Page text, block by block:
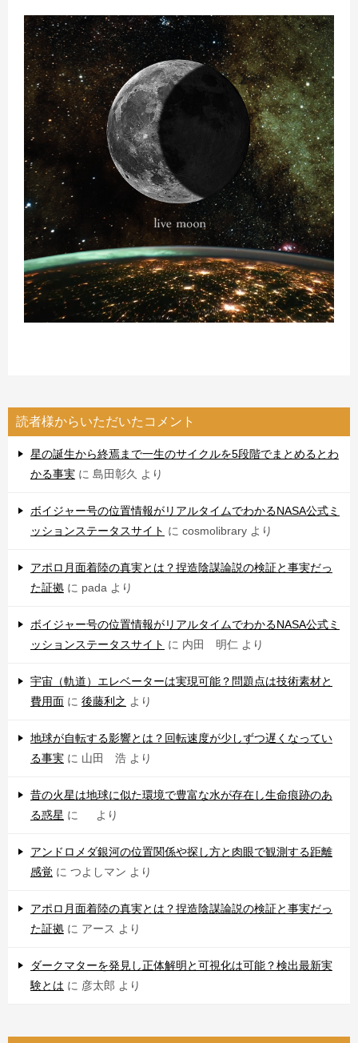
読者様からいただいたコメント
星の誕生から終焉まで一生のサイクルを5段階でまとめるとわ
かる事実 に 島田彰久 より
ボイジャー号の位置情報がリアルタイムでわかるNASA公式ミ
ッションステータスサイト に cosmolibrary より
アポロ月面着陸の真実とは？捏造陰謀論説の検証と事実だっ
た証拠 に pada より
ボイジャー号の位置情報がリアルタイムでわかるNASA公式ミ
ッションステータスサイト に 内田 明仁 より
宇宙（軌道）エレベーターは実現可能？問題点は技術素材と
費用面 に 後藤利之 より
地球が自転する影響とは？回転速度が少しずつ遅くなってい
る事実 に 山田 浩 より
昔の火星は地球に似た環境で豊富な水が存在し生命痕跡のあ
る惑星 に より
アンドロメダ銀河の位置関係や探し方と肉眼で観測する距離
感覚 に つよしマン より
アポロ月面着陸の真実とは？捏造陰謀論説の検証と事実だっ
た証拠 に アース より
ダークマターを発見し正体解明と可視化は可能？検出最新実
験とは に 彦太郎 より